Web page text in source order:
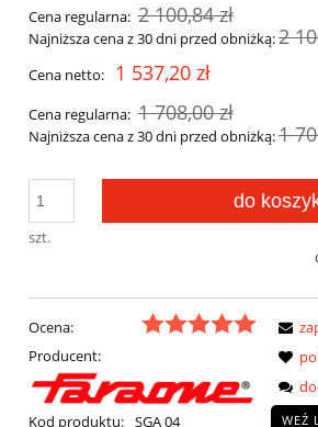
Cena regularna: 2 100,84 zł
Najniższa cena z 30 dni przed obniżką:2
Cena netto: 1 537,20 zł
Cena regularna: 1 708,00 zł
Najniższa cena z 30 dni przed obniżką:1
szt.
do
Ocena:
Producent:
Kod produktu: SGA 04 WEŹ